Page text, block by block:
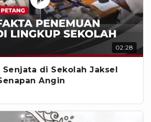
02:28
Senjata di Sekolah Jaksel
Angin